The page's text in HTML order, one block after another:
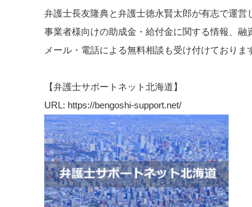
弁護士長友隆典と弁護士徳永賢太郎が有志で運営
事業者様向けの助成金・給付金に関する情報、融
メール・電話による無料相談も受け付けておりま
【弁護士サポートネット北海道】
URL: https://bengoshi-support.net/